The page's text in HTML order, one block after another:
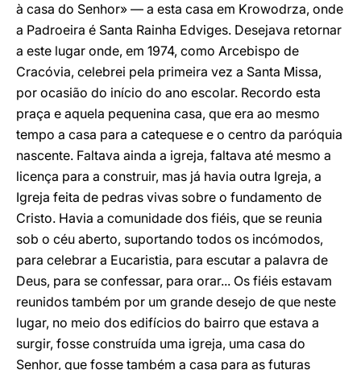
à casa do Senhor» — a esta casa em Krowodrza, onde
a Padroeira é Santa Rainha Edviges. Desejava retornar
a este lugar onde, em 1974, como Arcebispo de
Cracóvia, celebrei pela primeira vez a Santa Missa,
por ocasião do início do ano escolar. Recordo esta
praça e aquela pequenina casa, que era ao mesmo
tempo a casa para a catequese e o centro da paróquia
nascente. Faltava ainda a igreja, faltava até mesmo a
licença para a construir, mas já havia outra Igreja, a
Igreja feita de pedras vivas sobre o fundamento de
Cristo. Havia a comunidade dos fiéis, que se reunia
sob o céu aberto, suportando todos os incómodos,
para celebrar a Eucaristia, para escutar a palavra de
Deus, para se confessar, para orar... Os fiéis estavam
reunidos também por um grande desejo de que neste
lugar, no meio dos edifícios do bairro que estava a
surgir, fosse construída uma igreja, uma casa do
Senhor, que fosse também a casa para as futuras